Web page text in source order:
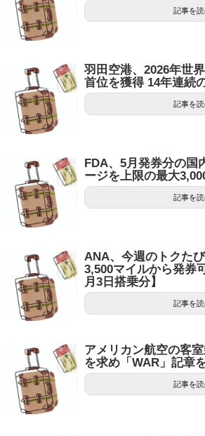
記事を
羽田空港、2026年世
首位を獲得 14年連続
記事を
FDA、5月発券分の国
ージを上限の最大
記事を
ANA、今週のトクた
3,500マイルから発券
月3日搭乗分】
記事を
アメリカン航空の客
を求め「WAR」記章
記事を